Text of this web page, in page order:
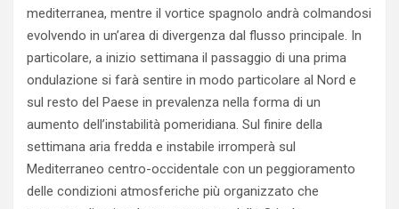
mediterranea, mentre il vortice spagnolo andrà colmandosi
evolvendo in un’area di divergenza dal flusso principale. In
particolare, a inizio settimana il passaggio di una prima
ondulazione si farà sentire in modo particolare al Nord e
sul resto del Paese in prevalenza nella forma di un
aumento dell’instabilità pomeridiana. Sul finire della
settimana aria fredda e instabile irromperà sul
Mediterraneo centro-occidentale con un peggioramento
delle condizioni atmosferiche più organizzato che